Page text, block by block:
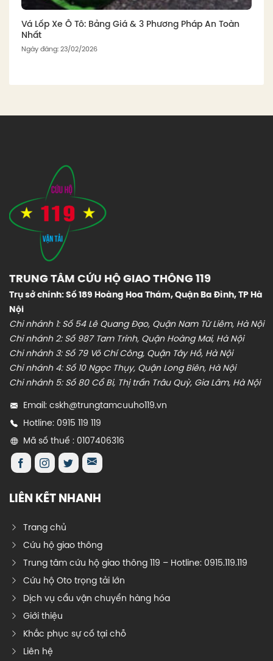
Vá Lốp Xe Ô Tô: Bảng Giá & 3 Phương Pháp An Toàn
Nhất
Ngày đăng: 23/02/2026
TRUNG TÂM CỨU HỘ GIAO THÔNG 119
Trụ sở chính: Số 189 Hoàng Hoa Thám, Quận Ba Đình, TP Hà
Nội
Chi nhánh 1: Số 54 Lê Quang Đạo, Quận Nam Từ Liêm, Hà Nội
Chi nhánh 2: Số 987 Tam Trinh, Quận Hoàng Mai, Hà Nội
Chi nhánh 3: Số 79 Võ Chí Công, Quận Tây Hồ, Hà Nội
Chi nhánh 4: Số 10 Ngọc Thụy, Quận Long Biên, Hà Nội
Chi nhánh 5: Số 80 Cổ Bi, Thị trấn Trâu Quỳ, Gia Lâm, Hà Nội
Email: cskh@trungtamcuuho119.vn
Hotline: 0915 119 119
Mã số thuế : 0107406316
LIÊN KẾT NHANH
Trang chủ
Cứu hộ giao thông
Trung tâm cứu hộ giao thông 119 – Hotline: 0915.119.119
Cứu hộ Oto trọng tải lớn
Dịch vụ cẩu vận chuyển hàng hóa
Giới thiệu
Khắc phục sự cố tại chỗ
Liên hệ